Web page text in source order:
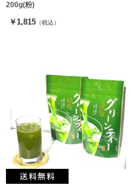
200g(粉)
￥1,815 （税込）